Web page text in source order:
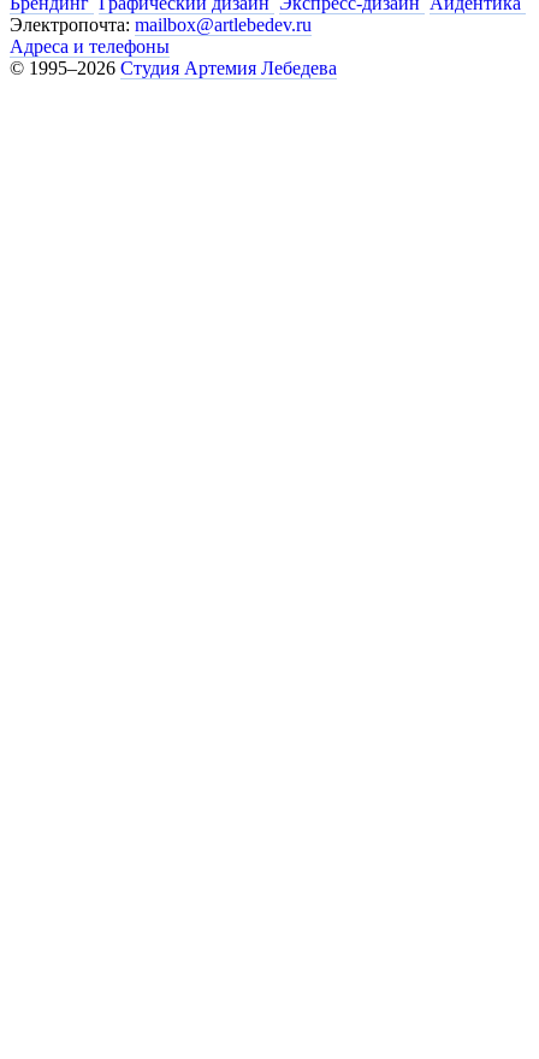
Электропочта: mailbox@artlebedev.ru
Адреса и телефоны
© 1995–2026 Студия Артемия Лебедева